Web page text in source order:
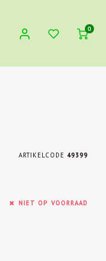
0
ARTIKELCODE 49399
NIET OP VOORRAAD